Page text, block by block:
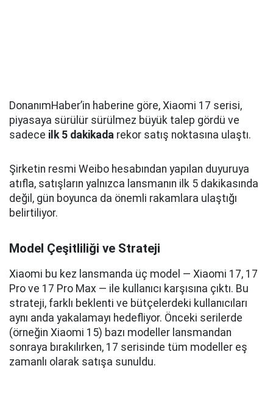
DonanımHaber’in haberine göre, Xiaomi 17 serisi,
piyasaya sürülür sürülmez büyük talep gördü ve
sadece ilk 5 dakikada rekor satış noktasına ulaştı.
Şirketin resmi Weibo hesabından yapılan duyuruya
atıfla, satışların yalnızca lansmanın ilk 5 dakikasında
değil, gün boyunca da önemli rakamlara ulaştığı
belirtiliyor.
Model Çeşitliliği ve Strateji
Xiaomi bu kez lansmanda üç model — Xiaomi 17, 17
Pro ve 17 Pro Max — ile kullanıcı karşısına çıktı. Bu
strateji, farklı beklenti ve bütçelerdeki kullanıcıları
aynı anda yakalamayı hedefliyor. Önceki serilerde
(örneğin Xiaomi 15) bazı modeller lansmandan
sonraya bırakılırken, 17 serisinde tüm modeller eş
zamanlı olarak satışa sunuldu.